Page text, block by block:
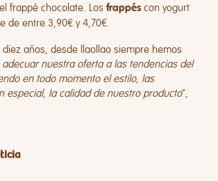
frappé chocolate. Losfrappéscon yogurt
de entre 3,90€ y 4,70€.
años, desde llaollao siempre hemos
adecuar nuestra oferta a las tendencias del
en todo momento el estilo, las
especial, la calidad de nuestro producto”,